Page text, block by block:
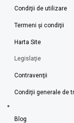
Condiţii de utilizare
Termeni şi condiţii
Harta Site
Legislaţie
Contravenţii
Condiţii generale de
Blog